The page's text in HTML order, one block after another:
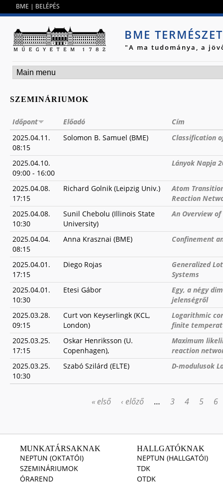
BME | BELÉPÉS
BME
"A ma tudománya, a
SZEMINÁRIUMOK
Időpont Előadó
Cím
2025.04.11.
08:15
Solomon B. Samuel (BME) Classification
2025.04.10.
09:00 - 16:00
Lányok Napja
2025.04.08.
17:15
Richard Golnik (Leipzig Univ.)
Atom
Reaction
2025.04.08.
10:30
Sunil Chebolu (Illinois State
University)
An Overview of
2025.04.04.
08:15
Anna Krasznai (BME) Confinement
2025.04.01.
17:15
Diego Rojas
Generalized
Systems
2025.04.01.
10:30
Etesi Gábor
Egy, a négy
jelenségről
2025.03.28.
09:15
Curt von Keyserlingk (KCL,
London)
Logarithmic
finite
2025.03.25.
17:15
Oskar Henriksson (U.
Copenhagen),
Maximum
reaction
2025.03.25.
10:30
Szabó Szilárd (ELTE) D-modulusok
« első ‹ előző … 3 4 5 6
MUNKATÁRSAKNAK
NEPTUN (OKTATÓI)
SZEMINÁRIUMOK
ÓRAREND
HALLGATÓKNAK
NEPTUN (HALLGATÓI)
TDK
OTDK